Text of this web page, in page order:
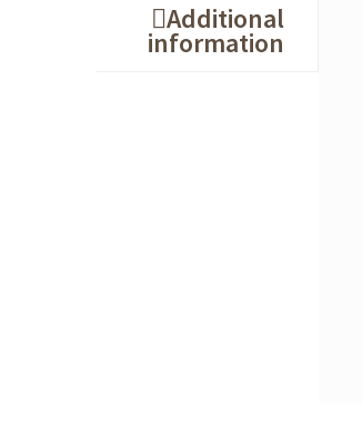
Additional
information